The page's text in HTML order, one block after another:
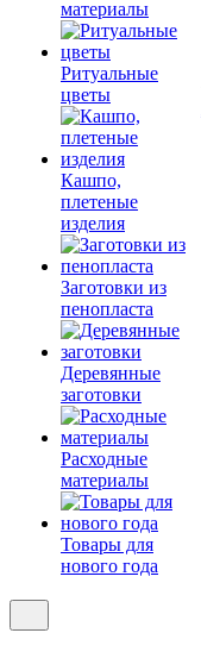
материалы
Ритуальные
цветы
Кашпо,
плетеные
изделия
Заготовки из
пенопласта
Деревянные
заготовки
Расходные
материалы
Товары для
нового года